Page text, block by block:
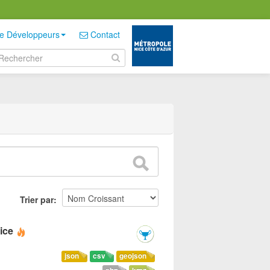
Développeurs Contact
Trier par
geojson
csv
json